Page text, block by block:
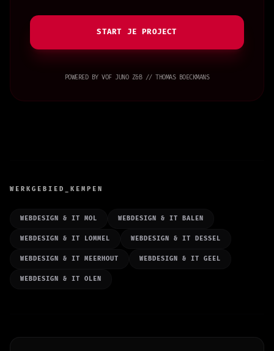
START JE PROJECT
POWERED BY VOF JUNO Z&B // THOMAS BOECKMANS
WERKGEBIED_KEMPEN
WEBDESIGN & IT MOL WEBDESIGN & IT BALEN
WEBDESIGN & IT LOMMEL WEBDESIGN & IT DESSEL
WEBDESIGN & IT MEERHOUT WEBDESIGN & IT GEEL
WEBDESIGN & IT OLEN